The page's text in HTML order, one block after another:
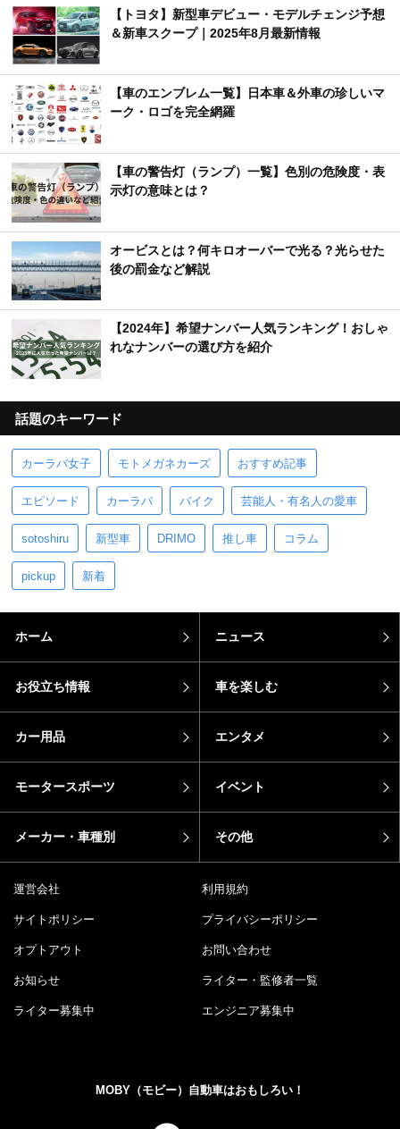
【トヨタ】新型車デビュー・モデルチェンジ予想
＆新車スクープ｜2025年8月最新情報
【車のエンブレム一覧】日本車＆外車の珍しいマ
ーク・ロゴを完全網羅
【車の警告灯（ランプ）一覧】色別の危険度・表
示灯の意味とは？
オービスとは？何キロオーバーで光る？光らせた
後の罰金など解説
【2024年】希望ナンバー人気ランキング！おしゃ
れなナンバーの選び方を紹介
話題のキーワード
カーラバ女子 モトメガネカーズ おすすめ記事
エピソード カーラバ バイク 芸能人・有名人の愛車
sotoshiru 新型車 DRIMO 推し車 コラム
pickup 新着
ホーム ニュース
お役立ち情報 車を楽しむ
カー用品 エンタメ
モータースポーツ イベント
メーカー・車種別 その他
運営会社 利用規約
サイトポリシー プライバシーポリシー
オプトアウト お問い合わせ
お知らせ ライター・監修者一覧
ライター募集中 エンジニア募集中
MOBY（モビー）自動車はおもしろい！